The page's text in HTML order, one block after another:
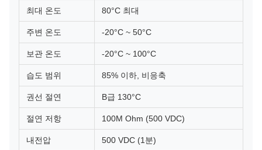
최대 온도 80°C 최대
주변 온도 -20°C ~ 50°C
보관 온도 -20°C ~ 100°C
습도 범위 85% 이하, 비응축
권선 절연 B급 130°C
절연 저항 100M Ohm (500 VDC)
내전압 500 VDC (1분)